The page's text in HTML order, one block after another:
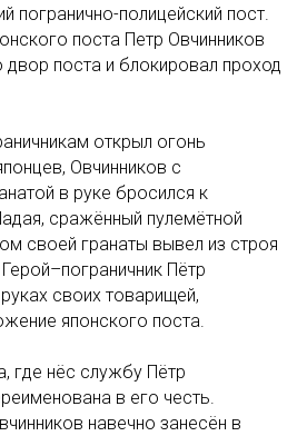
погранично-полицейский пост.
поста Петр Овчинников
поста и блокировал проход
открыл огонь
Овчинников с
в руке бросился к
сражённый пулемётной
своей гранаты вывел из строя
Пётр
своих товарищей,
японского поста.
где нёс службу Пётр
в его честь.
навечно занесён в